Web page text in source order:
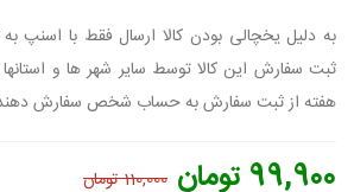
به دلیل یخچالی بودن کالا ارسال فقط با اسنپ
ثبت سفارش این کالا توسط سایر شهر ها و
هفته از ثبت سفارش به حساب شخص سفارش
99,900 تومان 110,000 تومان